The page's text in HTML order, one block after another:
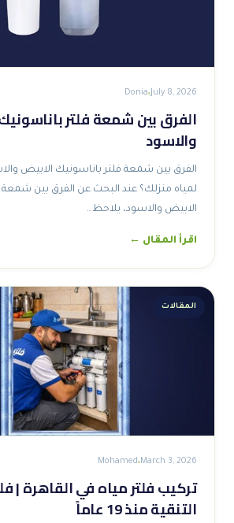
July 8, 2026
Donia
الفرق بين شمعة فلتر
والاسود
الفرق بين شمعة فلتر باناسونيك الابيض
لمياه منزلك؟ عند البحث عن الفرق بين شمعة
الابيض والاسود، يلاحظ…
اقرأ المقال ←
المقالات
March 3, 2026
Mohamed
تركيب فلتر مياه في القاهرة |
التنقية منذ 19 عاماً